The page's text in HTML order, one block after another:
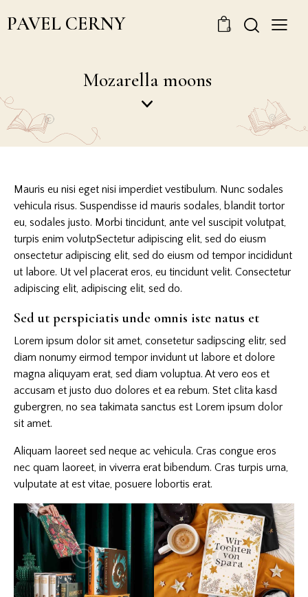
PAVEL CERNY 0
Mozarella moons
Mauris eu nisi eget nisi imperdiet vestibulum. Nunc sodales
vehicula risus. Suspendisse id mauris sodales, blandit tortor
eu, sodales justo. Morbi tincidunt, ante vel suscipit volutpat,
turpis enim volutpSectetur adipiscing elit, sed do eiusm
onsectetur adipiscing elit, sed do eiusm od tempor incididunt
ut labore. Ut vel placerat eros, eu tincidunt velit. Consectetur
adipiscing elit, adipiscing elit, sed do.
Sed ut perspiciatis unde omnis iste natus et
Lorem ipsum dolor sit amet, consetetur sadipscing elitr, sed
diam nonumy eirmod tempor invidunt ut labore et dolore
magna aliquyam erat, sed diam voluptua. At vero eos et
accusam et justo duo dolores et ea rebum. Stet clita kasd
gubergren, no sea takimata sanctus est Lorem ipsum dolor
sit amet.
Aliquam laoreet sed neque ac vehicula. Cras congue eros
nec quam laoreet, in viverra erat bibendum. Cras turpis urna,
vulputate at est vitae, posuere lobortis erat.